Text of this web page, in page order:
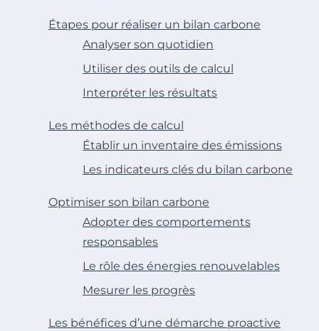
Étapes pour réaliser un bilan carbone
Analyser son quotidien
Utiliser des outils de calcul
Interpréter les résultats
Les méthodes de calcul
Établir un inventaire des émissions
Les indicateurs clés du bilan carbone
Optimiser son bilan carbone
Adopter des comportements
responsables
Le rôle des énergies renouvelables
Mesurer les progrès
Les bénéfices d’une démarche proactive